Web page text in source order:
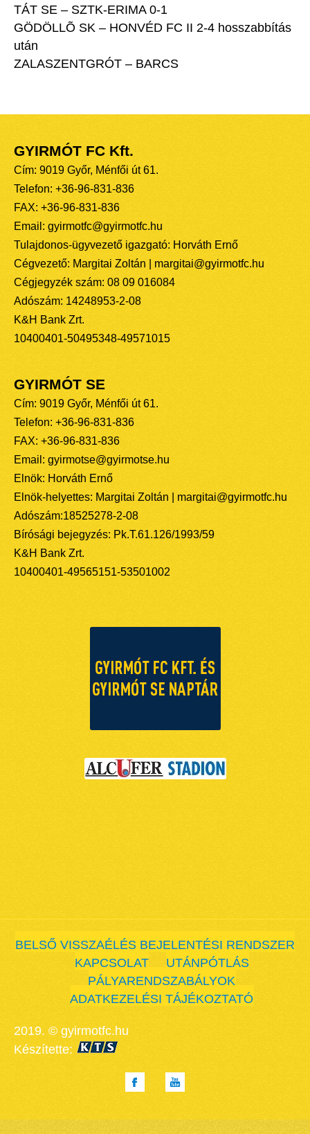
TÁT SE – SZTK-ERIMA 0-1
GÖDÖLLÕ SK – HONVÉD FC II 2-4 hosszabbítás
után
ZALASZENTGRÓT – BARCS
GYIRMÓT FC Kft.
Cím: 9019 Győr, Ménfői út 61.
Telefon: +36-96-831-836
FAX: +36-96-831-836
Email: gyirmotfc@gyirmotfc.hu
Tulajdonos-ügyvezető igazgató: Horváth Ernő
Cégvezető: Margitai Zoltán | margitai@gyirmotfc.hu
Cégjegyzék szám: 08 09 016084
Adószám: 14248953-2-08
K&H Bank Zrt.
10400401-50495348-49571015
GYIRMÓT SE
Cím: 9019 Győr, Ménfői út 61.
Telefon: +36-96-831-836
FAX: +36-96-831-836
Email: gyirmotse@gyirmotse.hu
Elnök: Horváth Ernő
Elnök-helyettes: Margitai Zoltán | margitai@gyirmotfc.hu
Adószám:18525278-2-08
Bírósági bejegyzés: Pk.T.61.126/1993/59
K&H Bank Zrt.
10400401-49565151-53501002
BELSŐ VISSZAÉLÉS BEJELENTÉSI RENDSZER
KAPCSOLAT
UTÁNPÓTLÁS
PÁLYARENDSZABÁLYOK
ADATKEZELÉSI TÁJÉKOZTATÓ
2019. © gyirmotfc.hu
Készítette: